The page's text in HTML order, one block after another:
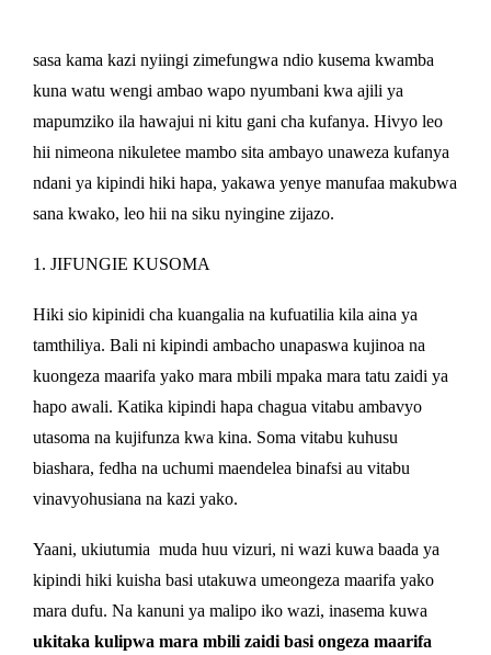
sasa kama kazi nyiingi zimefungwa ndio kusema kwamba
kuna watu wengi ambao wapo nyumbani kwa ajili ya
mapumziko ila hawajui ni kitu gani cha kufanya. Hivyo leo
hii nimeona nikuletee mambo sita ambayo unaweza kufanya
ndani ya kipindi hiki hapa, yakawa yenye manufaa makubwa
sana kwako, leo hii na siku nyingine zijazo.
1. JIFUNGIE KUSOMA
Hiki sio kipinidi cha kuangalia na kufuatilia kila aina ya
tamthiliya. Bali ni kipindi ambacho unapaswa kujinoa na
kuongeza maarifa yako mara mbili mpaka mara tatu zaidi ya
hapo awali. Katika kipindi hapa chagua vitabu ambavyo
utasoma na kujifunza kwa kina. Soma vitabu kuhusu
biashara, fedha na uchumi maendelea binafsi au vitabu
vinavyohusiana na kazi yako.
Yaani, ukiutumia muda huu vizuri, ni wazi kuwa baada ya
kipindi hiki kuisha basi utakuwa umeongeza maarifa yako
mara dufu. Na kanuni ya malipo iko wazi, inasema kuwa
ukitaka kulipwa mara mbili zaidi basi ongeza maarifa